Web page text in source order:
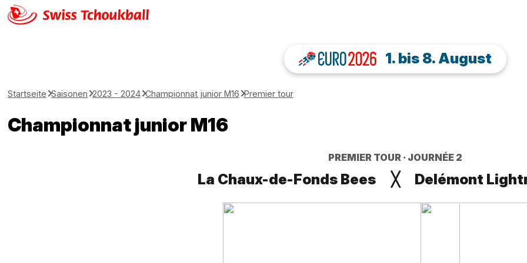
1. bis 8. August
Startseite Saisonen 2023 - 2024 Championnat junior M16 Premier tour
Championnat junior M16
PREMIER TOUR JOURNÉE 2
La Chaux-de-Fonds Bees ╳ Delémont